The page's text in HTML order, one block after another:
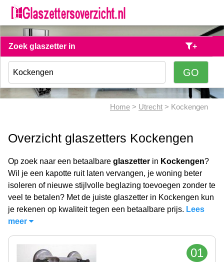
Zoek glaszetter in +
Home > Utrecht > Kockengen
Overzicht glaszetters Kockengen
Op zoek naar een betaalbare glaszetter in Kockengen?
Wil je een kapotte ruit laten vervangen, je woning beter
isoleren of nieuwe stijlvolle beglazing toevoegen zonder te
veel te betalen? Met de juiste glaszetter in Kockengen kun
je rekenen op kwaliteit tegen een betaalbare prijs. Lees
meer
01